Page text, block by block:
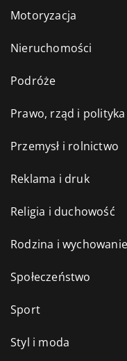
Motoryzacja
Nieruchomości
Podróże
Prawo, rząd i polityka
Przemysł i rolnictwo
Reklama i druk
Religia i duchowość
Rodzina i
Społeczeństwo
Sport
Styl i moda